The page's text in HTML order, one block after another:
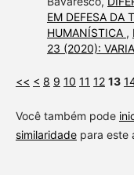
EM DEFESA DA
HUMANÍSTICA ,
23 (2020): VARIA
<< < 8 9 10 11 12 13
Você também pode
similaridadepara este